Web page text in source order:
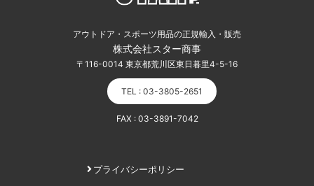
アウトドア・スポーツ用品の正規輸入・販売
株式会社スター商事
〒116-0014 東京都荒川区東日暮里4-5-16
TEL : 03-3805-2651
FAX : 03-3891-7042
プライバシーポリシー